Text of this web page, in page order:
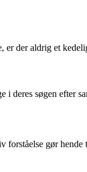
der aldrig et
deres søgen efter
gør hende